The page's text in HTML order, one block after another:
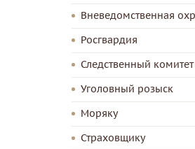
Вневедомственная
Росгвардия
Следственный комитет
Уголовный розыск
Моряку
Страховщику